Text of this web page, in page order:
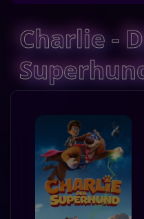
Charlie -